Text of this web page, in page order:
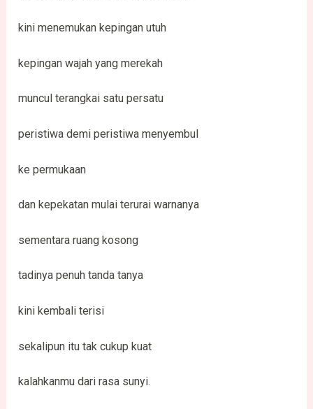
kini menemukan kepingan utuh
kepingan wajah yang merekah
muncul terangkai satu persatu
peristiwa demi peristiwa menyembul
ke permukaan
dan kepekatan mulai terurai warnanya
sementara ruang kosong
tadinya penuh tanda tanya
kini kembali terisi
sekalipun itu tak cukup kuat
kalahkanmu dari rasa sunyi.